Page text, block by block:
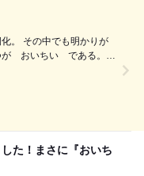
りが
が おいちい である。お
いる。 ありとあ
た！まさに『おいち